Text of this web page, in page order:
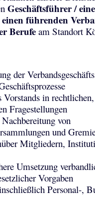
Geschäftsführer / eine
führenden
Berufeam Standort
der
Vorstands in rechtlichen,
Fragestellungen
von
und
Mitgliedern,
Umsetzung
Vorgaben
Personal-,